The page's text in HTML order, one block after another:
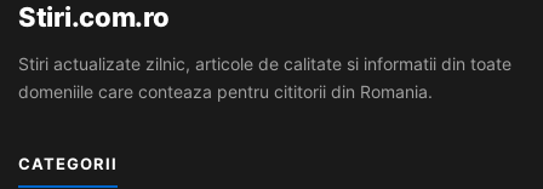
Stiri.com.ro
Stiri actualizate zilnic, articole de calitate si informatii din toate
domeniile care conteaza pentru cititorii din Romania.
CATEGORII